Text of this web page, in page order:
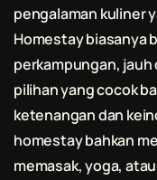
pengalaman kuliner
Homestay biasanya
perkampungan, jauh
pilihan yang cocok
ketenangan dan
homestay bahkan
memasak, yoga,